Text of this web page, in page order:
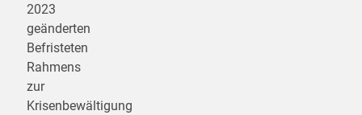
2023
geänderten
Befristeten
Rahmens
zur
Krisenbewältigung